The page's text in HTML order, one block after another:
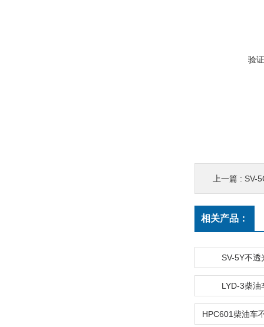
验
上一篇 : SV-
相关产品：
SV-5Y不透
LYD-3柴油